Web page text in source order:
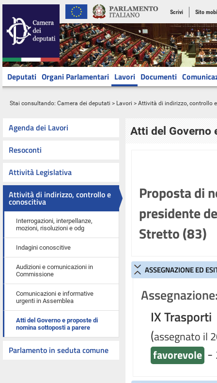
Scrivi Sito
Deputati Organi Parlamentari Lavori Documenti
Stai consultando: Camera dei deputati > Lavori > Attività di indirizzo, controllo
Agenda dei Lavori
Resoconti
Attività Legislativa
Attività di indirizzo, controllo e
conoscitiva
Interrogazioni, interpellanze,
mozioni, risoluzioni e odg
Indagini conoscitive
Audizioni e comunicazioni in
Commissione
Comunicazioni e informative
urgenti in Assemblea
Atti del Governo e proposte di
nomina sottoposti a parere
Parlamento in seduta comune
Atti del Governo
Proposta di
presidente
Stretto (83)
ASSEGNAZIONE ED
IX Trasporti
(assegnato il
favorevole -